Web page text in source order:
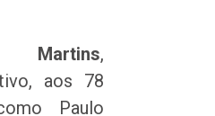
Martins,
aos 78
Paulo